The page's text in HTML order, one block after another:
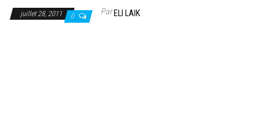
juillet 28, 2011 0 ParELI LAIK